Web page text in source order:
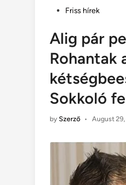
PostedFriss hírek
Alig pár
Rohantak
Sokkoló
by Szerző • August